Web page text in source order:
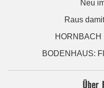
Neu
Raus
HORNBACH
BODENHAUS:
Über